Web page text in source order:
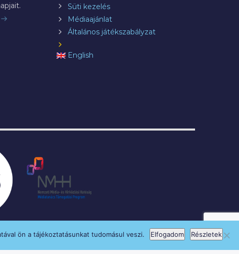
Süti kezelés
Médiaajánlat
Általános játékszabályzat
English
ön a tájékoztatásunkat tudomásul veszi. Elfogadom Részletek